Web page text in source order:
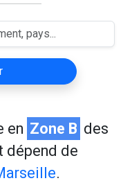
en Zone B des
dépend de
.